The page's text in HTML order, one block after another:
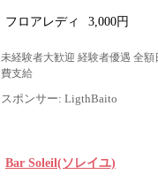
フロアレディ 3,000円
未経験者大歓迎 経験者優遇 全
費支給
スポンサー: LigthBaito
Bar Soleil(ソレイユ)